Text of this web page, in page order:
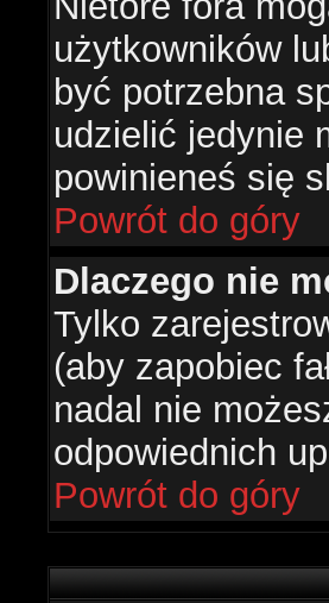
użytkowników
być potrzebna
udzielić jedynie
powinieneś się
Powrót do góry
Dlaczego nie
Tylko
(aby zapobiec
nadal nie
odpowiednich
Powrót do góry